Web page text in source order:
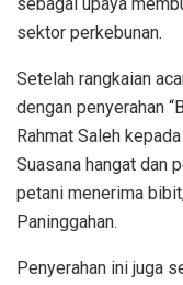
sektor perkebunan.
Setelah rangkaian
dengan penyerahan
Rahmat Saleh
Suasana hangat dan
petani menerima
Paninggahan.
Penyerahan ini juga